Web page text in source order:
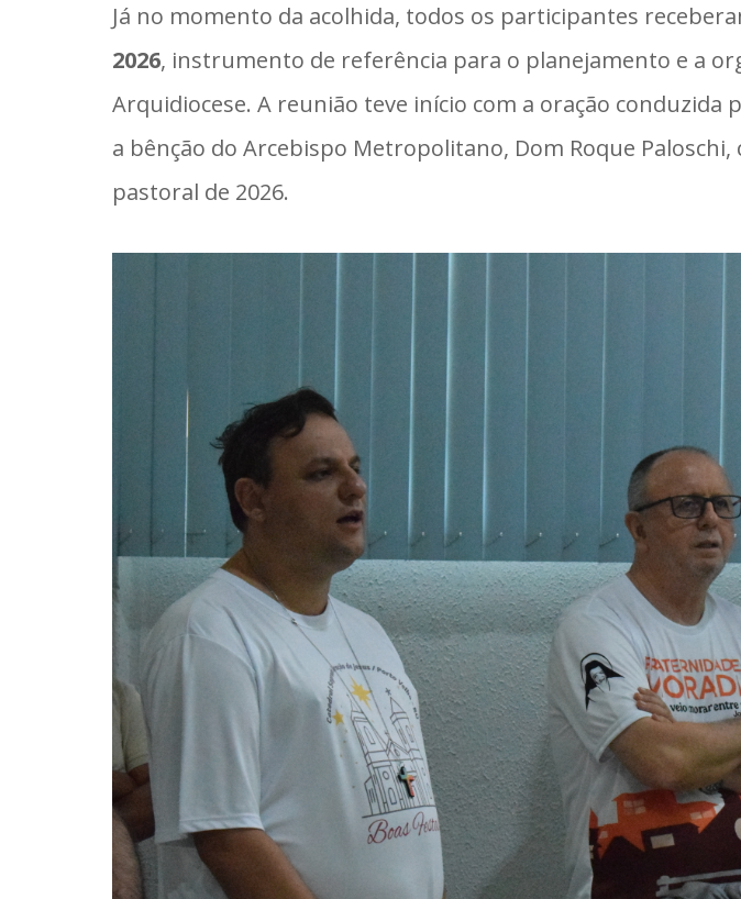
Já no momento da acolhida, todos os participantes
2026, instrumento de referência para o planejamento e a
Arquidiocese. A reunião teve início com a oração conduzida
a bênção do Arcebispo Metropolitano, Dom Roque
pastoral de 2026.